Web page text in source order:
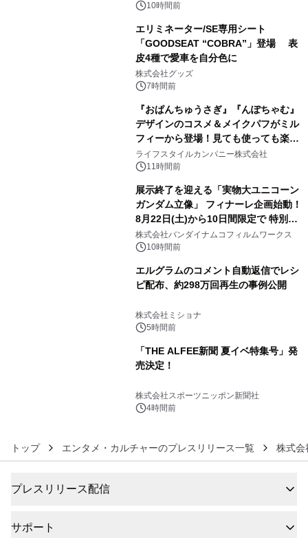
10時間前
エリミネーター/SE専用シート
「GOODSEAT “COBRA”」登場 表
皮4種で愛車を自分色に
株式会社グッズ
7時間前
『おぱんちゅうさぎ』『んぽちゃむ』
デザインのコスメ＆メイクパフがミル
フィーから登場！見ても使っても楽し
い、ポップでキュートなコレクショ
ン。
ライフスタイルカンパニー株式会社
11時間前
展示終了を迎える「実物大ユニコーン
ガンダム立像」 フィナーレ企画始動！
8月22日(土)から10日間限定で 特別映
像『UNICORN GUNDAM Statue ―
BEYOND POSSIBILITY ―』を上映！
株式会社バンダイナムコフィルムワークス
10時間前
エルグラムのコメント自動返信でレシ
ピ配布、約298万回再生の事例公開
株式会社ミショナ
5時間前
「THE ALFEE新聞 夏イベ特集号」発
売決定！
株式会社スポーツニッポン新聞社
4時間前
トップ エンタメ・カルチャーのプレスリリース一覧 株式会
プレスリリース配信
サポート